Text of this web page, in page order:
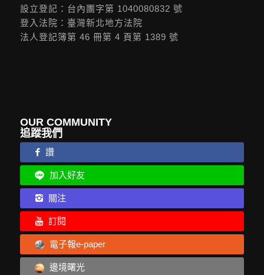
設立登記：台內團字第 1040080832 號
登入法院：臺灣新北地方法院
法人登記簿第 46 冊第 4 頁第 1389 號
OUR COMMUNITY
追蹤我們
讚
加入好友
關注
訂閱
電子報e-paper
邊境曙光